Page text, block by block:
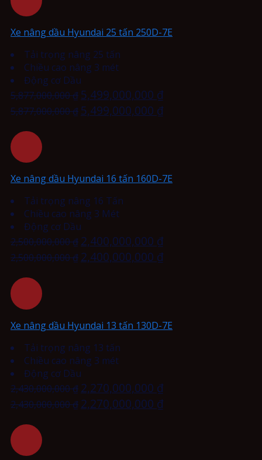
Xe nâng dầu Hyundai 25 tấn 250D-7E
Tải trọng nâng 25 tấn
Chiều cao nâng 3 mét
Động cơ Dầu
5,877,000,000₫ 5,499,000,000 ₫
5,877,000,000₫ 5,499,000,000 ₫
Xe nâng dầu Hyundai 16 tấn 160D-7E
Tải trọng nâng 16 Tấn
Chiều cao nâng 3 Mét
Động cơ Dầu
2,500,000,000₫ 2,400,000,000 ₫
2,500,000,000₫ 2,400,000,000 ₫
Xe nâng dầu Hyundai 13 tấn 130D-7E
Tải trọng nâng 13 tấn
Chiều cao nâng 3 mét
Động cơ Dầu
2,430,000,000₫ 2,270,000,000 ₫
2,430,000,000₫ 2,270,000,000 ₫